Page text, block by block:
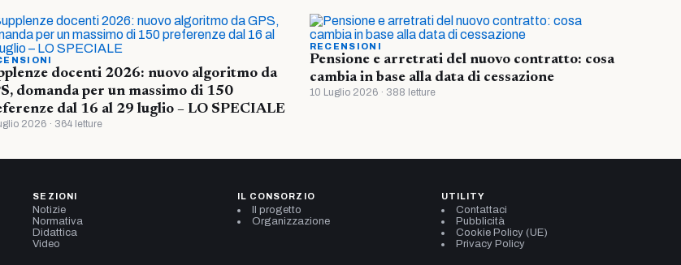
docenti 2026: nuovo algoritmo da
domanda per un massimo di 150
dal 16 al 29 luglio – LO SPECIALE
2026 · 364 letture
RECENSIONI
Pensione e arretrati del nuovo contratto: cosa
cambia in base alla data di cessazione
10 Luglio 2026 · 388 letture
SEZIONI
Notizie
Normativa
Didattica
Video
IL CONSORZIO
Il progetto
Organizzazione
UTILITY
Contattaci
Pubblicità
Cookie Policy (UE)
Privacy Policy